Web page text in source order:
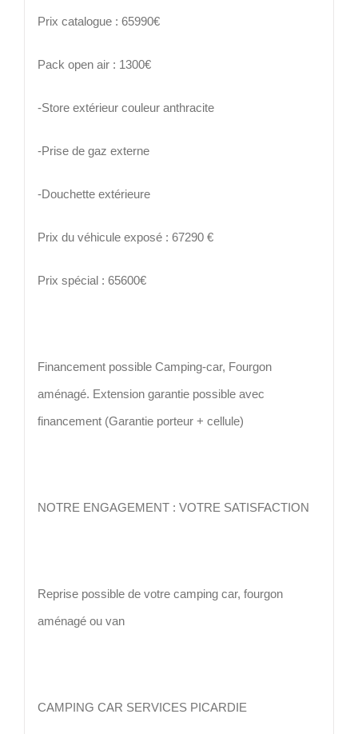
Prix catalogue : 65990€
Pack open air : 1300€
-Store extérieur couleur anthracite
-Prise de gaz externe
-Douchette extérieure
Prix du véhicule exposé : 67290 €
Prix spécial : 65600€
Financement possible Camping-car, Fourgon
aménagé. Extension garantie possible avec
financement (Garantie porteur + cellule)
NOTRE ENGAGEMENT : VOTRE SATISFACTION
Reprise possible de votre camping car, fourgon
aménagé ou van
CAMPING CAR SERVICES PICARDIE